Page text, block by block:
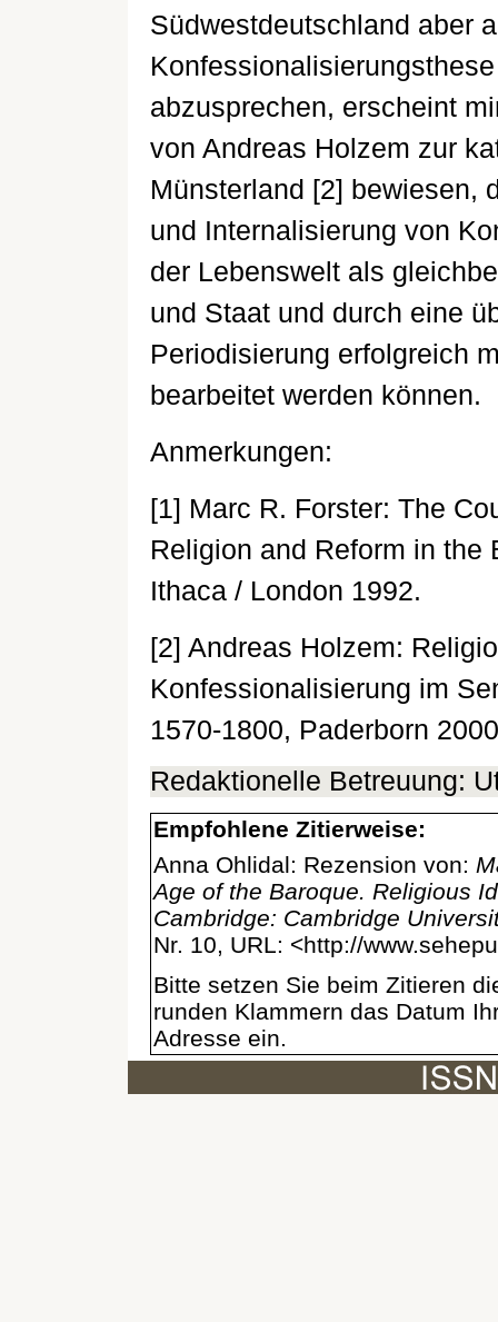
Südwestdeutschland aber
abzusprechen, erscheint
von Andreas Holzem zur
Münsterland [2] bewiesen,
und Internalisierung von
der Lebenswelt als
und Staat und durch eine
Periodisierung erfolgreich
bearbeitet werden können.
Anmerkungen:
[1] Marc R. Forster: The
Religion and Reform in the
Ithaca / London 1992.
[2] Andreas Holzem:
Konfessionalisierung im
1570-1800, Paderborn
Redaktionelle Betreuung:
Empfohlene Zitierweise:
Anna Ohlidal: Rezension von:
Age of the Baroque. Religious
Cambridge: Cambridge
Nr. 10, URL: <http://
Bitte setzen Sie beim Zitieren
runden Klammern das Datum
Adresse ein.